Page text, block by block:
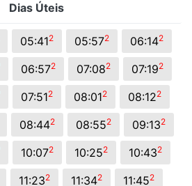
Dias Úteis
05:412 05:572 06:142
06:572 07:082 07:192
07:512 08:012 08:122
08:442 08:552 09:132
10:072 10:252 10:432
11:232 11:342 11:452